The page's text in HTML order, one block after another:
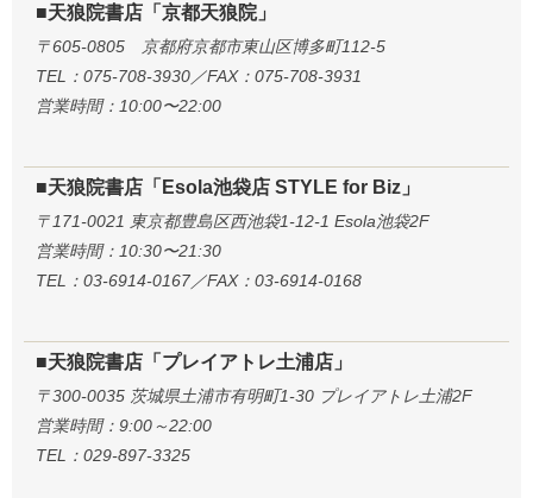
■天狼院書店「京都天狼院」
〒605-0805 京都府京都市東山区博多町112-5
TEL：075-708-3930／FAX：075-708-3931
営業時間：10:00〜22:00
■天狼院書店「Esola池袋店 STYLE for Biz」
〒171-0021 東京都豊島区西池袋1-12-1 Esola池袋2F
営業時間：10:30〜21:30
TEL：03-6914-0167／FAX：03-6914-0168
■天狼院書店「プレイアトレ土浦店」
〒300-0035 茨城県土浦市有明町1-30 プレイアトレ土浦2F
営業時間：9:00～22:00
TEL：029-897-3325